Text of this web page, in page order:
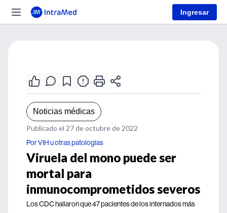
Ingresar
Noticias médicas
Publicado el 27 de octubre de 2022
Por VIH u otras patologías
Viruela del mono puede ser
mortal para
inmunocomprometidos severos
Los CDC hallaron que 47 pacientes de los internados más